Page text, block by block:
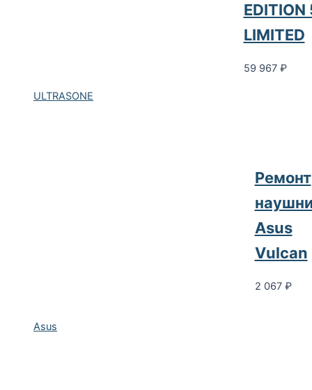
ULTRASONE
EDITION
LIMITED
59 967 ₽
Asus
Ремонт
Asus
Vulcan
2 067 ₽